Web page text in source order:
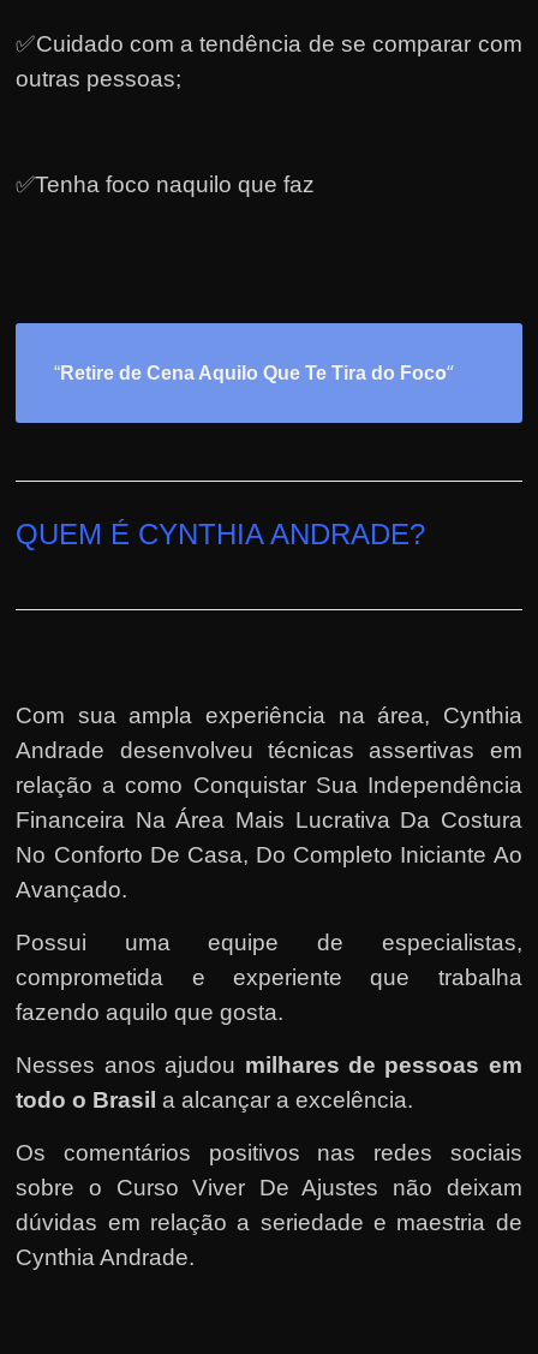
✅Cuidado com a tendência de se comparar com
outras pessoas;
✅Tenha foco naquilo que faz
“Retire de Cena Aquilo Que Te Tira do Foco“
QUEM É CYNTHIA ANDRADE?
Com sua ampla experiência na área, Cynthia
Andrade desenvolveu técnicas assertivas em
relação a como Conquistar Sua Independência
Financeira Na Área Mais Lucrativa Da Costura
No Conforto De Casa, Do Completo Iniciante Ao
Avançado.
Possui uma equipe de especialistas,
comprometida e experiente que trabalha
fazendo aquilo que gosta.
Nesses anos ajudou milhares de pessoas em
todo o Brasil a alcançar a excelência.
Os comentários positivos nas redes sociais
sobre o Curso Viver De Ajustes não deixam
dúvidas em relação a seriedade e maestria de
Cynthia Andrade.